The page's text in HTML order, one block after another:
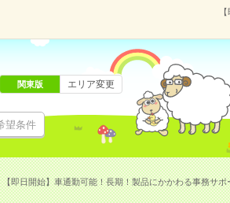
望条件
関東版 エリア変更
【即日開始】車通勤可能！長期！製品にかかわる事務サポ